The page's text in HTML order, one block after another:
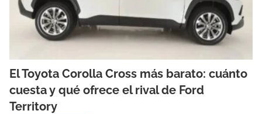
El Toyota Corolla Cross más barato: cuánto
cuesta y qué ofrece el rival de Ford
Territory